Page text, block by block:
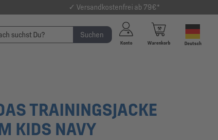
✓ Versandkostenfrei ab 79€*
Suchen
Konto Warenkorb Deutsch
TRAININGSJACKE
KIDS NAVY